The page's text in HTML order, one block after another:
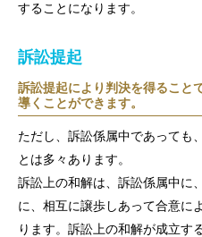
することになります。
訴訟提起
訴訟提起により判決を得ること
導くことができます。
ただし、訴訟係属中であっても
とは多々あります。
訴訟上の和解は、訴訟係属中に
に、相互に譲歩しあって合意に
ります。訴訟上の和解が成立す